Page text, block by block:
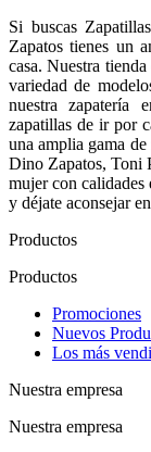
Si buscas
Zapatos tienes un
casa. Nuestra
variedad de
nuestra zapatería
zapatillas de ir por
una amplia gama
Dino Zapatos, Toni
mujer con
y déjate aconsejar
Productos
Productos
Promociones
Nuevos
Los más
Nuestra empresa
Nuestra empresa